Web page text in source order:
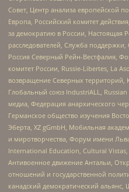
Совет, Центр анализа европейской
Европа, Российский комитет
за демократию в России, Настоящая
расследователей, Служба
Россия Северный Рейн-Вестфалия,
комитет России, Russie-Libertes, La
возвращение Северных территорий,
Глобальный союз IndustriALL,
медиа, Федерация анархического
Германское общество изучения
Эберта, XZ gGmbH, Мобильная
и миротворчества, Форум имени
International Education, Cultural
Антивоенное движение Антальи,
отношений и государственной
канадский демократический